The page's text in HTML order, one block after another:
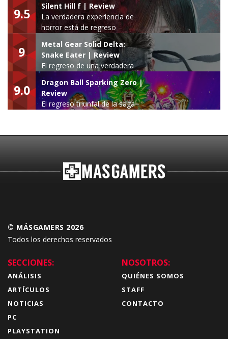
9.5
Silent Hill f | Review
La verdadera experiencia de
horror está de regreso
9
Metal Gear Solid Delta:
Snake Eater | Review
El regreso de una verdadera
leyenda
9.0
Dragon Ball Sparking Zero |
Review
El regreso triunfal de la saga
© MÁSGAMERS 2026
Todos los derechos reservados
SECCIONES:
ANÁLISIS
ARTÍCULOS
NOTICIAS
PC
PLAYSTATION
NOSOTROS:
QUIÉNES SOMOS
STAFF
CONTACTO